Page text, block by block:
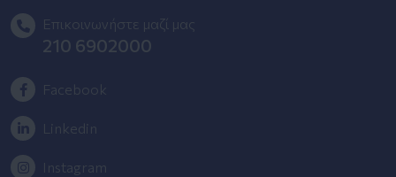
Επικοινωνήστε μαζί μας
210 6902000
Facebook
Linkedin
Instagram